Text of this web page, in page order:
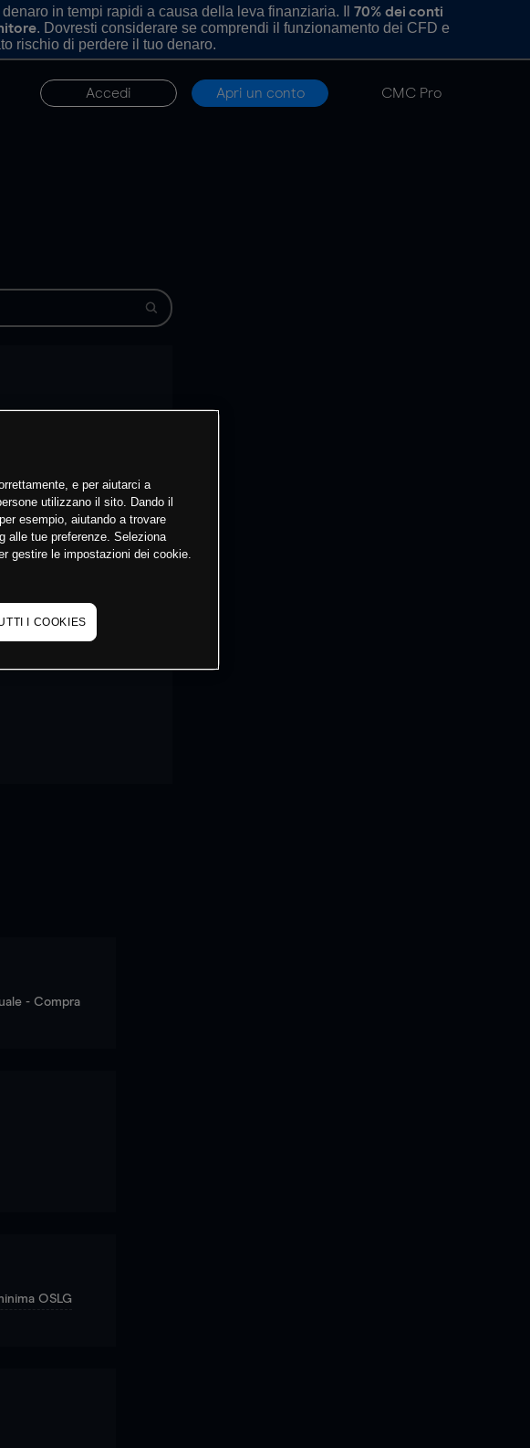
in tempi rapidi a causa della leva finanziaria. Il 70% dei conti
. Dovresti considerare se comprendi il funzionamento dei CFD e
rischio di perdere il tuo denaro.
Accedi Apri un conto CMC Pro
- Compra
OSLG
e per aiutarci a
utilizzano il sito. Dando il
esempio, aiutando a trovare
alle tue preferenze. Seleziona
gestire le impostazioni dei cookie.
I COOKIES